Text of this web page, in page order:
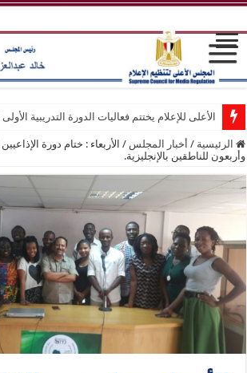
الأعلى للإعلام يختتم فعاليات الدورة التدريبية
الرئيسية / أخبار المجلس / الأربعاء : ختام دورة
وأربعون للناطقين بالإنجليزية.